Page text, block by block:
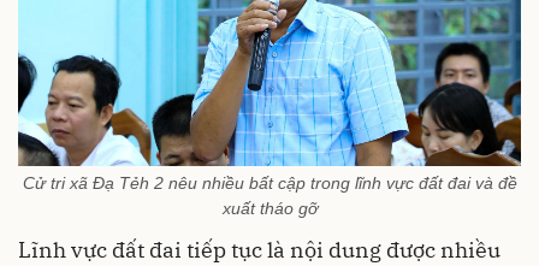
Cử tri xã Đạ Tẻh 2 nêu nhiều bất cập trong lĩnh vực đất đai và đề
xuất tháo gỡ
Lĩnh vực đất đai tiếp tục là nội dung được nhiều